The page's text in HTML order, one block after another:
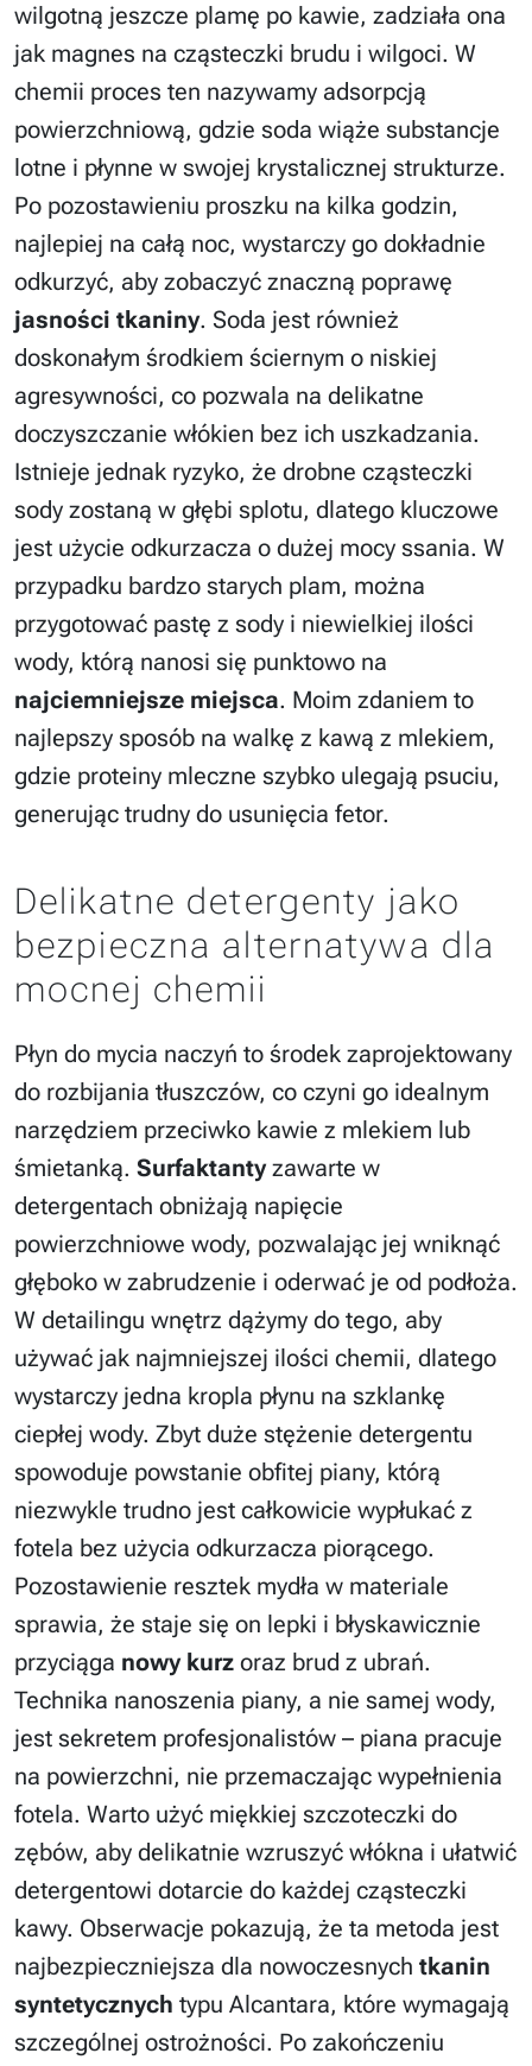
wilgotną jeszcze plamę po kawie, zadziała ona
jak magnes na cząsteczki brudu i wilgoci. W
chemii proces ten nazywamy adsorpcją
powierzchniową, gdzie soda wiąże substancje
lotne i płynne w swojej krystalicznej strukturze.
Po pozostawieniu proszku na kilka godzin,
najlepiej na całą noc, wystarczy go dokładnie
odkurzyć, aby zobaczyć znaczną poprawę
jasności tkaniny. Soda jest również
doskonałym środkiem ściernym o niskiej
agresywności, co pozwala na delikatne
doczyszczanie włókien bez ich uszkadzania.
Istnieje jednak ryzyko, że drobne cząsteczki
sody zostaną w głębi splotu, dlatego kluczowe
jest użycie odkurzacza o dużej mocy ssania. W
przypadku bardzo starych plam, można
przygotować pastę z sody i niewielkiej ilości
wody, którą nanosi się punktowo na
najciemniejsze miejsca. Moim zdaniem to
najlepszy sposób na walkę z kawą z mlekiem,
gdzie proteiny mleczne szybko ulegają psuciu,
generując trudny do usunięcia fetor.
Delikatne detergenty jako
bezpieczna alternatywa dla
mocnej chemii
Płyn do mycia naczyń to środek zaprojektowany
do rozbijania tłuszczów, co czyni go idealnym
narzędziem przeciwko kawie z mlekiem lub
śmietanką. Surfaktanty zawarte w
detergentach obniżają napięcie
powierzchniowe wody, pozwalając jej wniknąć
głęboko w zabrudzenie i oderwać je od podłoża.
W detailingu wnętrz dążymy do tego, aby
używać jak najmniejszej ilości chemii, dlatego
wystarczy jedna kropla płynu na szklankę
ciepłej wody. Zbyt duże stężenie detergentu
spowoduje powstanie obfitej piany, którą
niezwykle trudno jest całkowicie wypłukać z
fotela bez użycia odkurzacza piorącego.
Pozostawienie resztek mydła w materiale
sprawia, że staje się on lepki i błyskawicznie
przyciąga nowy kurz oraz brud z ubrań.
Technika nanoszenia piany, a nie samej wody,
jest sekretem profesjonalistów – piana pracuje
na powierzchni, nie przemaczając wypełnienia
fotela. Warto użyć miękkiej szczoteczki do
zębów, aby delikatnie wzruszyć włókna i ułatwić
detergentowi dotarcie do każdej cząsteczki
kawy. Obserwacje pokazują, że ta metoda jest
najbezpieczniejsza dla nowoczesnych tkanin
syntetycznych typu Alcantara, które wymagają
szczególnej ostrożności. Po zakończeniu